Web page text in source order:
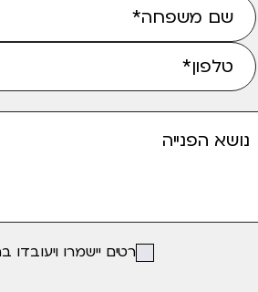
הפרטים יישמרו